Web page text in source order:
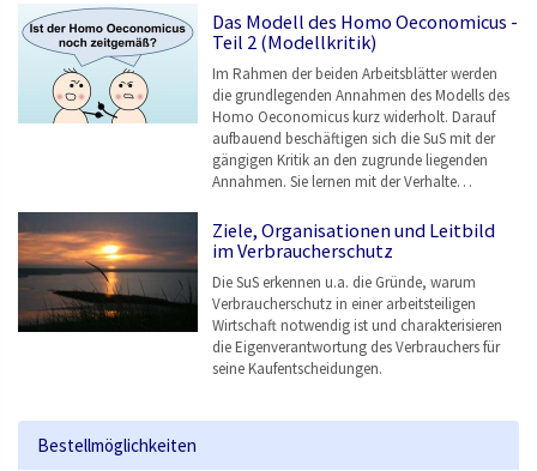
Das Modell des Homo Oeconomicus -
Teil 2 (Modellkritik)
Im Rahmen der beiden Arbeitsblätter werden
die grundlegenden Annahmen des Modells des
Homo Oeconomicus kurz widerholt. Darauf
aufbauend beschäftigen sich die SuS mit der
gängigen Kritik an den zugrunde liegenden
Annahmen. Sie lernen mit der Verhalte…
Ziele, Organisationen und Leitbild
im Verbraucherschutz
Die SuS erkennen u.a. die Gründe, warum
Verbraucherschutz in einer arbeitsteiligen
Wirtschaft notwendig ist und charakterisieren
die Eigenverantwortung des Verbrauchers für
seine Kaufentscheidungen.
Bestellmöglichkeiten